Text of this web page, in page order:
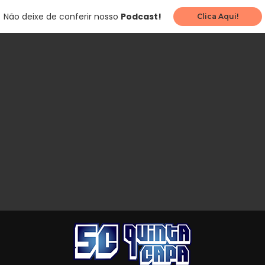
Não deixe de conferir nosso Podcast! Clica Aqui!